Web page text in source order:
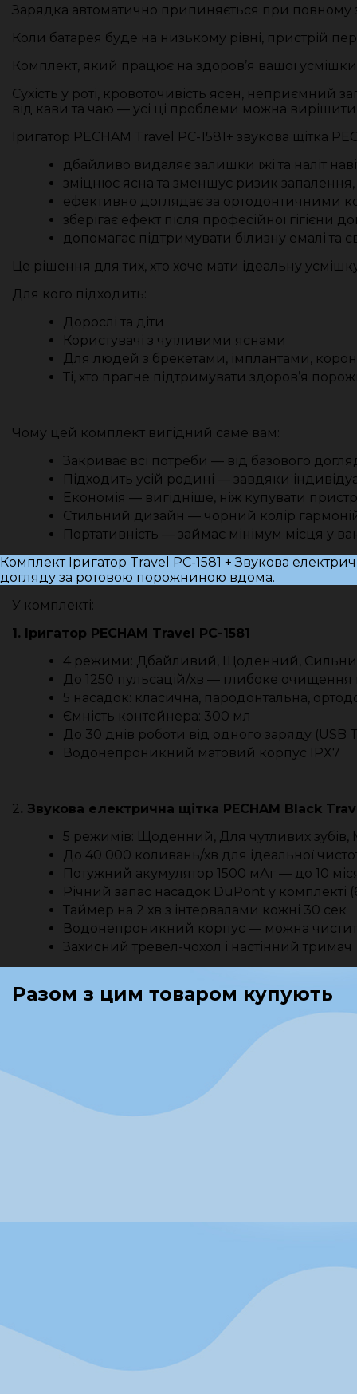
Зарядка автоматично припиняється при повному
Коли батарея буде на низькому рівні, пристрій
Комплект, який працює на здоров’я вашої
Сухість у роті, кровоточивість ясен, неприємний
від кави та чаю — усі ці проблеми можна
Іригатор PECHAM Travel PC-1581 + звукова щітка
дбайливо видаляє залишки їжі та наліт
зміцнює ясна та зменшує ризик запалення,
ефективно доглядає за ортодонтичними
зберігає ефект після професійної гігієни
допомагає підтримувати білизну емалі та
Це рішення для тих, хто хоче мати ідеальну
Для кого підходить:
Дорослі та діти
Користувачі з чутливими яснами
Для людей з брекетами, імплантами,
Ті, хто прагне підтримувати здоров’я
Чому цей комплект вигідний саме вам:
Закриває всі потреби — від базового
Підходить усій родині — завдяки
Економія — вигідніше, ніж купувати
Стильний дизайн — чорний колір
Портативність — займає мінімум місця у
Комплект Іригатор Travel PC-1581 + Звукова
догляду за ротовою порожниною вдома.
У комплекті:
1. Іригатор PECHAM Travel PC-1581
4 режими: Дбайливий, Щоденний,
До 1250 пульсацій/хв — глибоке очищення
5 насадок: класична, пародонтальна,
Ємність контейнера: 300 мл
До 30 днів роботи від одного заряду (USB
Водонепроникний матовий корпус IPX7
2. Звукова електрична щітка PECHAM Black
5 режимів: Щоденний, Для чутливих зубів,
До 40 000 коливань/хв для ідеальної
Потужний акумулятор 1500 мАг — до 10
Річний запас насадок DuPont у комплекті
Таймер на 2 хв з інтервалами кожні 30 сек
Водонепроникний корпус — можна
Захисний тревел-чохол і настінний тримач
Разом з цим товаром купують